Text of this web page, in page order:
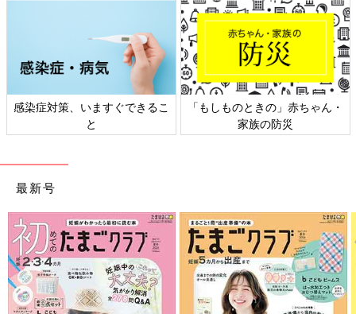
感染症対策、いますぐできるこ
と
「もしものときの」赤ちゃん・
家族の防災
最新号